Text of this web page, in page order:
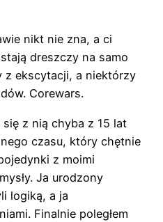
nikt nie zna, a ci
dreszczy na samo
z ekscytacji, a niektórzy
Corewars.
się z nią chyba z 15 lat
czasu, który chętnie
z moimi
Ja urodzony
logiką, a ja
Finalnie poległem